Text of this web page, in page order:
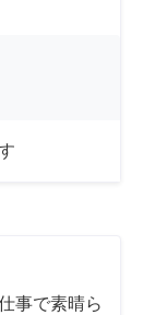
事で素晴ら